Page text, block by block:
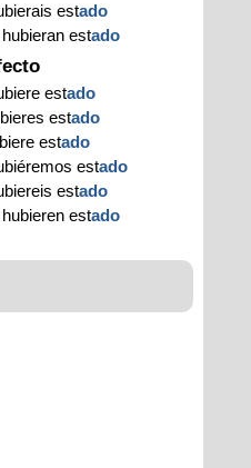
estado
estado
estado
estado
estado
estado
estado
estado